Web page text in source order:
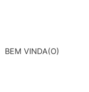
BEM VINDA(O)